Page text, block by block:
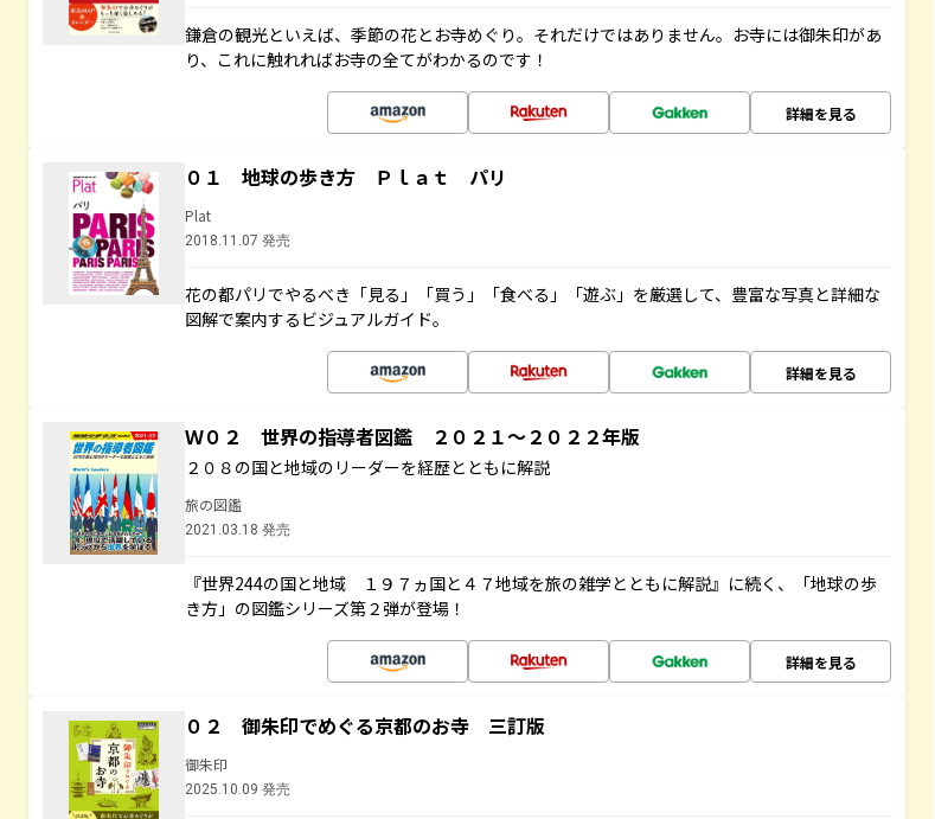
鎌倉の観光といえば、季節の花とお寺めぐり。それだけではありません。お寺には御朱印があ
り、これに触れればお寺の全てがわかるのです！
詳細を見る
０１ 地球の歩き方 Ｐｌａｔ パリ
Plat
2018.11.07 発売
花の都パリでやるべき「見る」「買う」「食べる」「遊ぶ」を厳選して、豊富な写真と詳細な
図解で案内するビジュアルガイド。
詳細を見る
Ｗ０２ 世界の指導者図鑑 ２０２１～２０２２年版
２０８の国と地域のリーダーを経歴とともに解説
旅の図鑑
2021.03.18 発売
『世界244の国と地域 １９７ヵ国と４７地域を旅の雑学とともに解説』に続く、「地球の歩
き方」の図鑑シリーズ第２弾が登場！
詳細を見る
０２ 御朱印でめぐる京都のお寺 三訂版
御朱印
2025.10.09 発売